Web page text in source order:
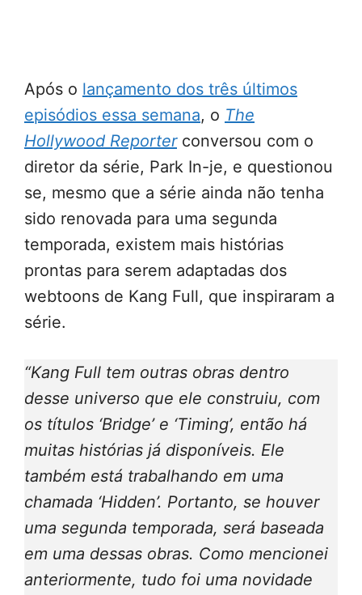
Após o lançamento dos três últimos
episódios essa semana, o The
Hollywood Reporterconversou com o
diretor da série, Park In-je, e questionou
se, mesmo que a série ainda não tenha
sido renovada para uma segunda
temporada, existem mais histórias
prontas para serem adaptadas dos
webtoons de Kang Full, que inspiraram a
série.
“Kang Full tem outras obras dentro
desse universo que ele construiu, com
os títulos ‘Bridge’ e ‘Timing’, então há
muitas histórias já disponíveis. Ele
também está trabalhando em uma
chamada ‘Hidden’. Portanto, se houver
uma segunda temporada, será baseada
em uma dessas obras. Como mencionei
anteriormente, tudo foi uma novidade